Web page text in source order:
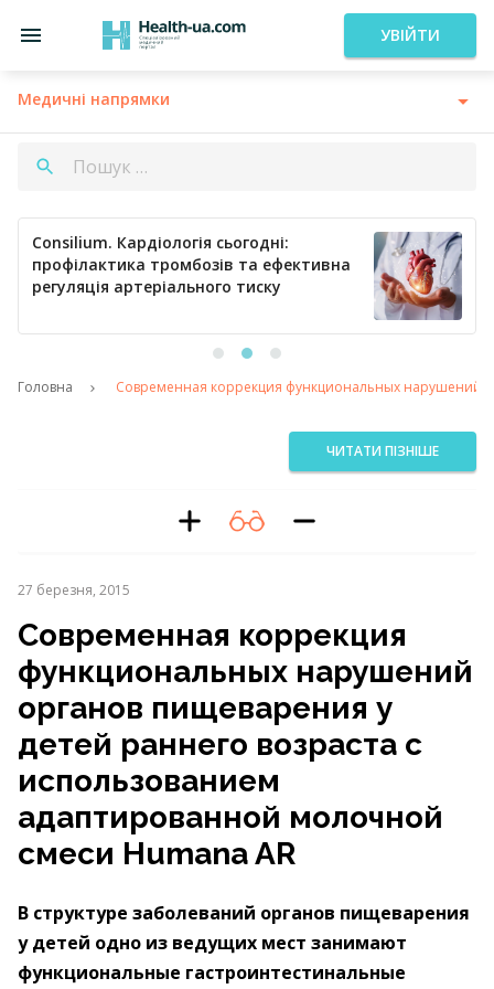
УВІЙТИ
Медичні напрямки
Consilium. Кардіологія сьогодні:
профілактика тромбозів та ефективна
регуляція артеріального тиску
Головна Cовременная коррекция функциональных нарушений
ЧИТАТИ ПІЗНІШЕ
27 березня, 2015
Cовременная коррекция
функциональных нарушений
органов пищеварения у
детей раннего возраста с
использованием
адаптированной молочной
смеси Humana AR
В структуре заболеваний органов пищеварения
у детей одно из ведущих мест занимают
функциональные гастроинтестинальные